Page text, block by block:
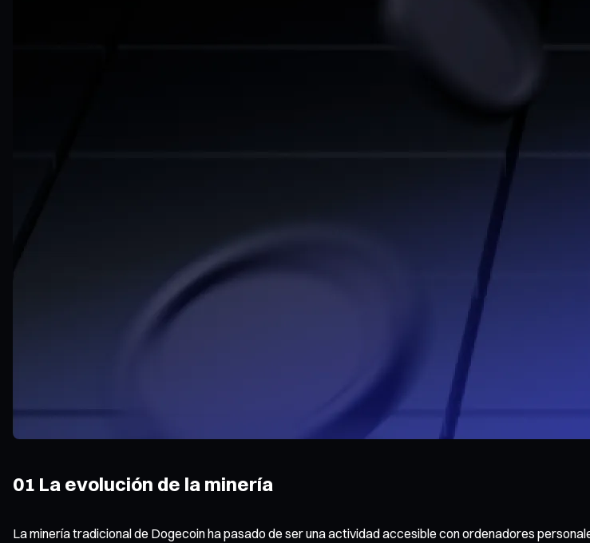
01 La evolución de la minería
La minería tradicional de Dogecoin ha pasado de ser una actividad accesible con ordenadores